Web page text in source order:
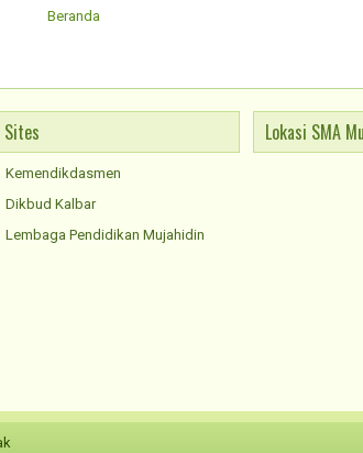
Beranda
Sites
Kemendikdasmen
Dikbud Kalbar
Lembaga Pendidikan Mujahidin
Lokasi SMA